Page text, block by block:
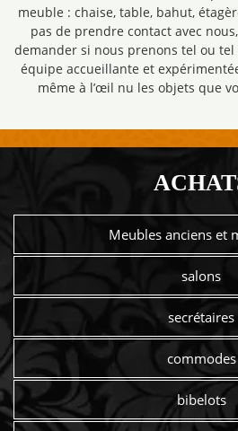
meuble : chaise, table, bahut,
pas de prendre contact avec
demander si nous prenons tel ou
équipe accueillante et
même à l’œil nu les objets que
Meubles anciens et
salons
secrétaires
commodes
bibelots